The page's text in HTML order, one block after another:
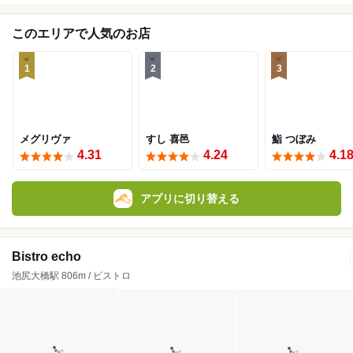
このエリアで人気のお店
1
メグリヴァ
4.31
2
すし 喜邑
4.24
3
鮨 つぼみ
4.18
アプリに切り替える
Bistro echo
池尻大橋駅 806m / ビストロ